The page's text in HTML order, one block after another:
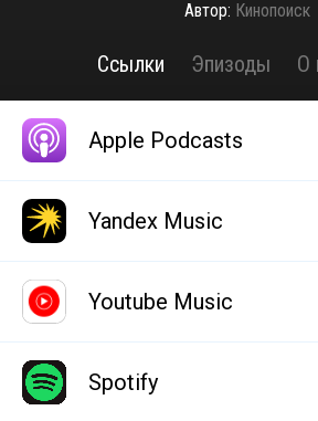
Автор: Кинопоиск
Ссылки Эпизоды О
Apple Podcasts
Yandex Music
Youtube Music
Spotify